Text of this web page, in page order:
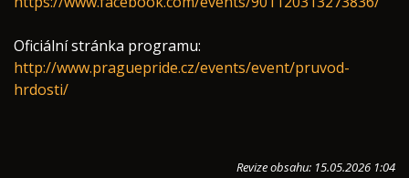
Oficiální stránka programu:
http://www.praguepride.cz/events/event/pruvod-
hrdosti/
Revize obsahu: 15.05.2026 1:04